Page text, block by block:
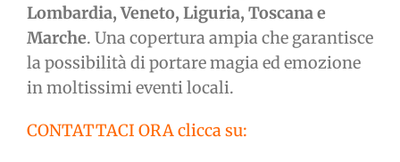
Lombardia, Veneto, Liguria, Toscana e
Marche. Una copertura ampia che garantisce
la possibilità di portare magia ed emozione
in moltissimi eventi locali.
CONTATTACI ORA clicca su: